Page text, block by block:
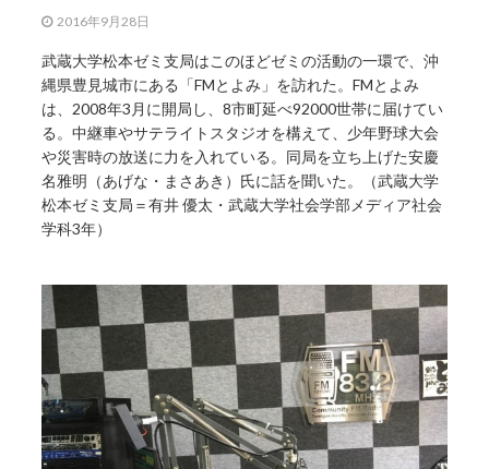
2016年9月28日
武蔵大学松本ゼミ支局はこのほどゼミの活動の一環で、沖
縄県豊見城市にある「FMとよみ」を訪れた。FMとよみ
は、2008年3月に開局し、8市町延べ92000世帯に届けてい
る。中継車やサテライトスタジオを構えて、少年野球大会
や災害時の放送に力を入れている。同局を立ち上げた安慶
名雅明（あげな・まさあき）氏に話を聞いた。（武蔵大学
松本ゼミ支局＝有井 優太・武蔵大学社会学部メディア社会
学科3年）